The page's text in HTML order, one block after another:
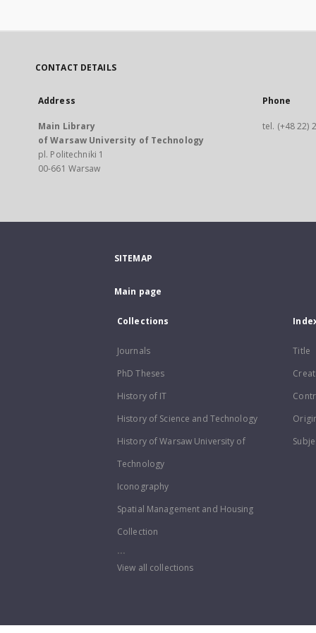
CONTACT DETAILS
Address
Main Library
of Warsaw University of Technology
pl. Politechniki 1
00-661 Warsaw
Phone
tel. (+48 22)
SITEMAP
Main page
Collections
Journals
PhD Theses
History of IT
History of Science and Technology
History of Warsaw University of
Technology
Iconography
Spatial Management and Housing
Collection
...
View all collections
Title